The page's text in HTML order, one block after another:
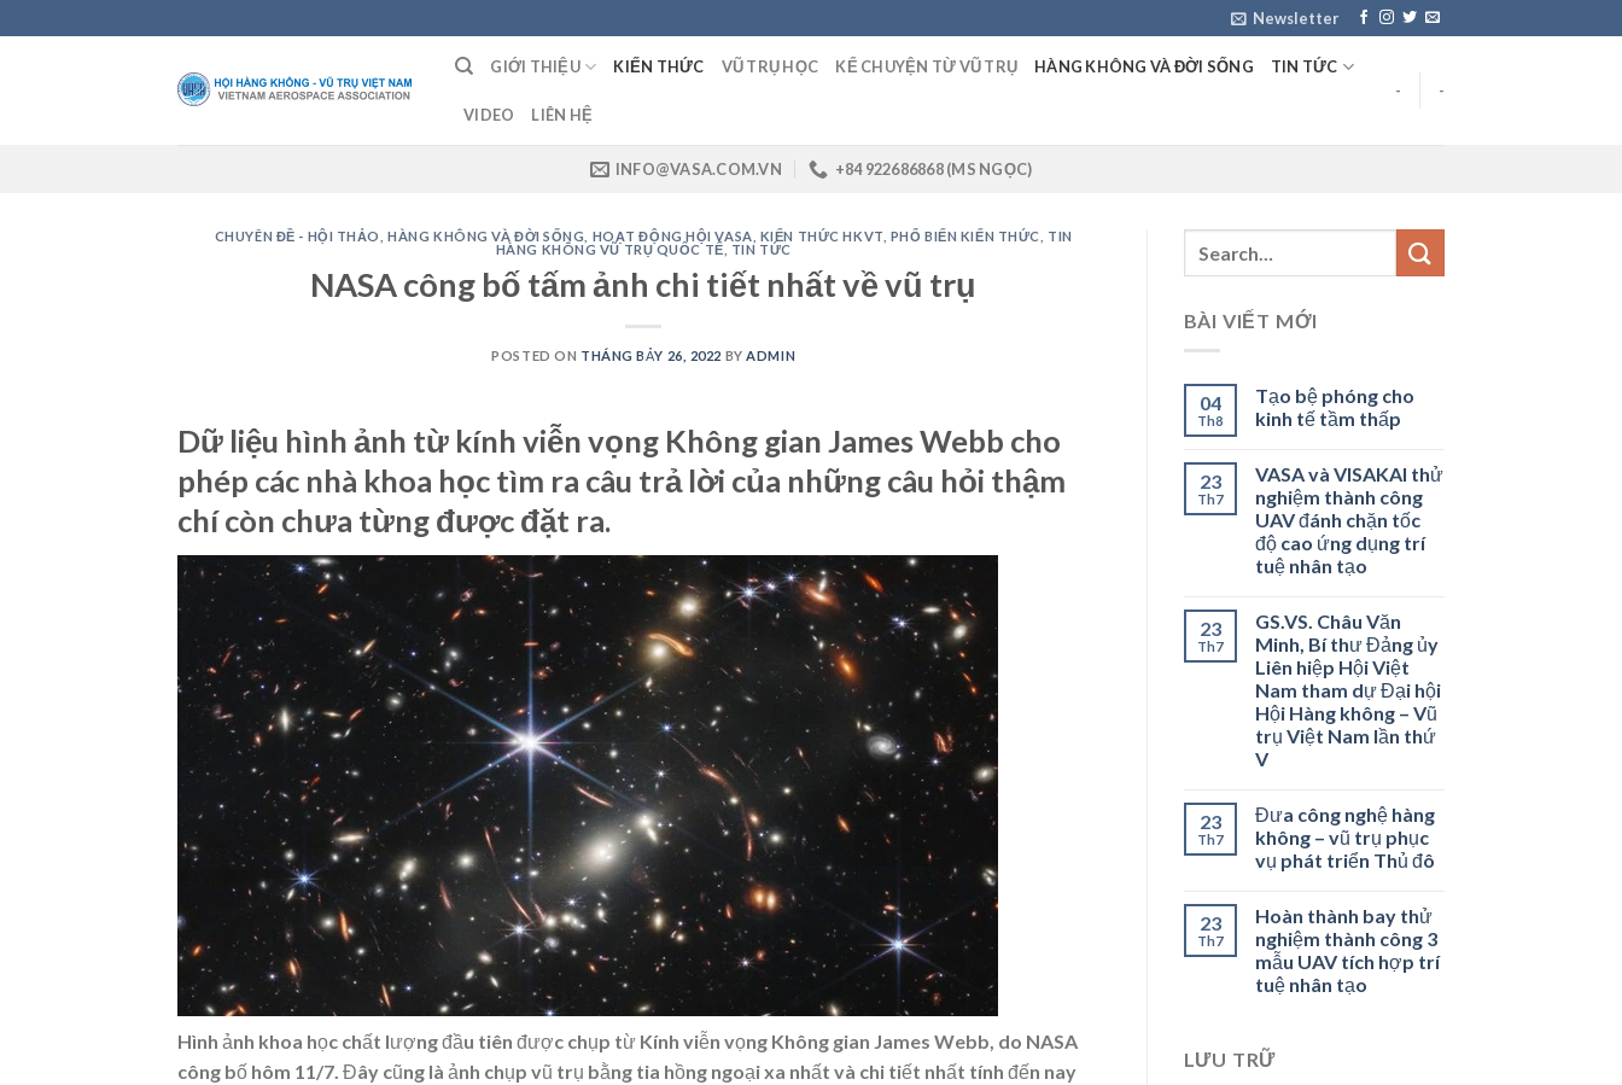
to
Newsletter
GIỚI THIỆU KIẾN THỨC VŨ TRỤ HỌC KỂ CHUYỆN TỪ VŨ TRỤ HÀNG KHÔNG VÀ ĐỜI SỐNG TIN TỨC
VIDEO LIÊN HỆ
- -
INFO@VASA.COM.VN +84 922686868 (MS NGỌC)
CHUYÊN ĐỀ - HỘI THẢO ,HÀNG KHÔNG VÀ ĐỜI SỐNG HOẠT ĐỘNG HỘI VASA KIẾN THỨC HKVT PHỔ BIẾN KIẾN THỨC
TIN
HÀNG KHÔNG VŨ TRỤ QUỐC TẾ
TIN TỨC
NASA công bố tấm ảnh chi tiết nhất về vũ trụ
POSTED ON THÁNG BẢY 26, 2022 BY ADMIN
Dữ liệu hình ảnh từ kính viễn vọng Không gian James Webb cho
phép các nhà khoa học tìm ra câu trả lời của những câu hỏi thậm
chí còn chưa từng được đặt ra.
Hình ảnh khoa học chất lượng đầu tiên được chụp từ Kính viễn vọng Không gian James Webb, do NASA
công bố hôm 11/7. Đây cũng là ảnh chụp vũ trụ bằng tia hồng ngoại xa nhất và chi tiết nhất tính đến nay
BÀI VIẾT MỚI
04
Th8
Tạo bệ phóng cho
kinh tế tầm thấp
23
Th7
VASA và VISAKAI thử
nghiệm thành công
UAV đánh chặn tốc
độ cao ứng dụng trí
tuệ nhân tạo
23
Th7
GS.VS. Châu Văn
Minh, Bí thư Đảng ủy
Liên hiệp Hội Việt
Nam tham dự Đại hội
Hội Hàng không – Vũ
trụ Việt Nam lần thứ
V
23
Th7
Đưa công nghệ hàng
không – vũ trụ phục
vụ phát triển Thủ đô
23
Th7
Hoàn thành bay thử
nghiệm thành công 3
mẫu UAV tích hợp trí
tuệ nhân tạo
LƯU TRỮ